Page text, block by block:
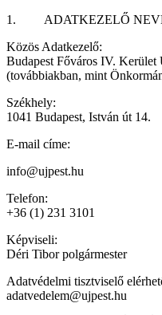
1. ADATKEZELŐ
Közös Adatkezelő:
Budapest Főváros IV. Kerület
(továbbiakban, mint
Székhely:
1041 Budapest, István út 14.
E-mail címe:
info@ujpest.hu
Telefon:
+36 (1) 231 3101
Képviseli:
Déri Tibor polgármester
Adatvédelmi tisztviselő
adatvedelem@ujpest.hu